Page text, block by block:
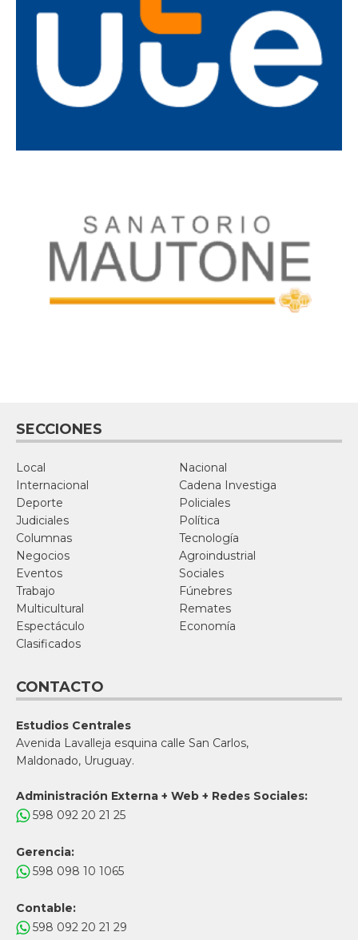
SECCIONES
Local
Nacional
Internacional
Cadena Investiga
Deporte
Policiales
Judiciales
Política
Columnas
Tecnología
Negocios
Agroindustrial
Eventos
Sociales
Trabajo
Fúnebres
Multicultural
Remates
Espectáculo
Economía
Clasificados
CONTACTO
Estudios Centrales
Avenida Lavalleja esquina calle San Carlos,
Maldonado, Uruguay.
Administración Externa + Web + Redes Sociales:
598 092 20 21 25
Gerencia:
598 098 10 1065
Contable:
598 092 20 21 29